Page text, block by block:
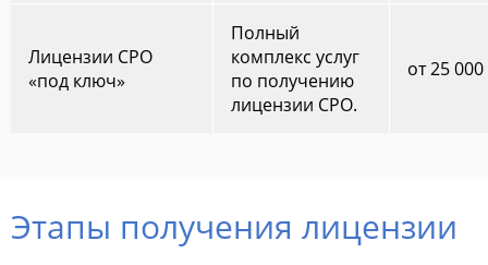
Лицензии СРО
«под ключ»
Полный
комплекс услуг
по получению
лицензии СРО.
от 25 000
Этапы получения лицензии